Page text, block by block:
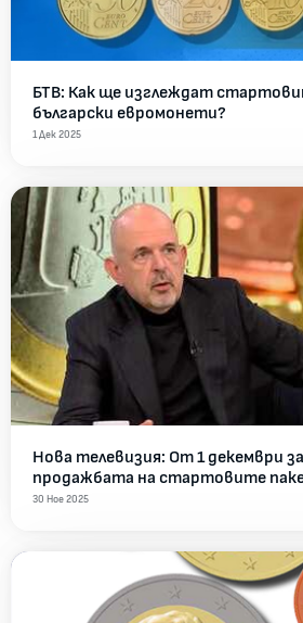
БТВ: Как ще изглеждат
български евромонети?
1 Дек 2025
Нова телевизия: От 1 декември
продажбата на стартовите
30 Ное 2025